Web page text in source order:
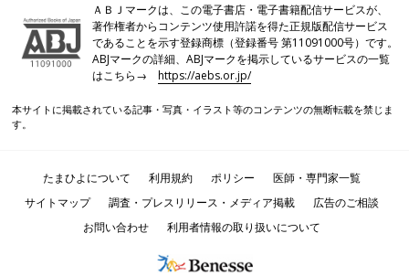
ＡＢＪマークは、この電子書店・電子書籍配信サービスが、
著作権者からコンテンツ使用許諾を得た正規版配信サービス
であることを示す登録商標（登録番号 第11091000号）です。
ABJマークの詳細、ABJマークを掲示しているサービスの一覧
はこちら→https://aebs.or.jp/
本サイトに掲載されている記事・写真・イラスト等のコンテンツの無断転載を禁じま
す。
たまひよについて 利用規約 ポリシー
医師・専門家一覧
サイトマップ
調査・プレスリリース・メディア掲載
広告のご相談
お問い合わせ
利用者情報の取り扱いについて